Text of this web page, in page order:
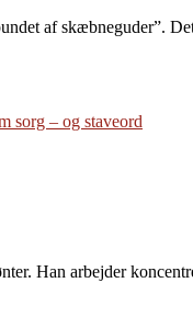
af skæbneguder”.
sorg – og staveord
Han arbejder